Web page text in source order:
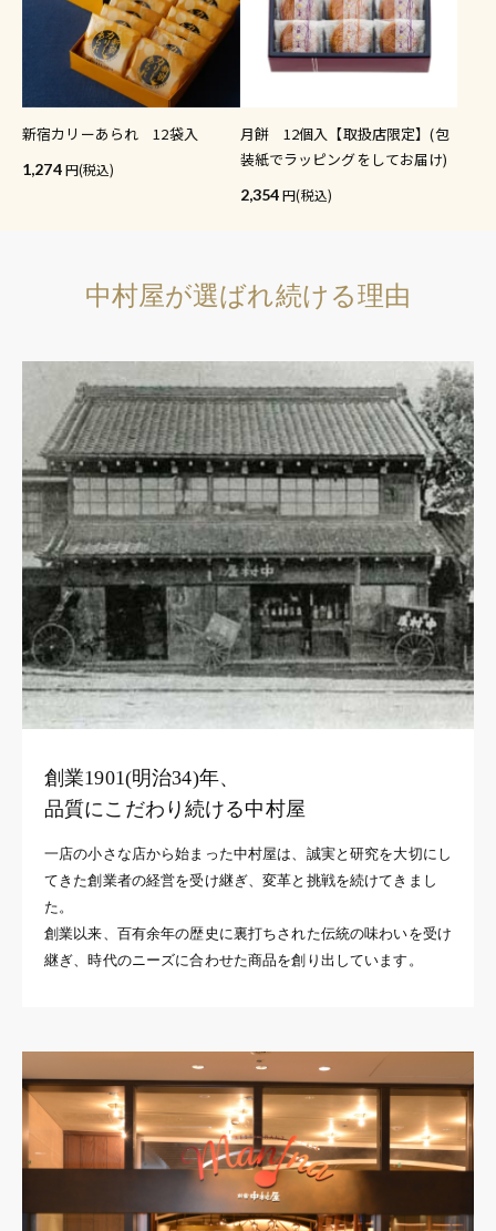
新宿カリーあられ 12袋入
1,274 (税込)
月餅 12個入【取扱店限定】(包
装紙でラッピングをしてお届け)
2,354 (税込)
中村屋が選ばれ続ける理由
創業1901(明治34)年、
品質にこだわり続ける中村屋
一店の小さな店から始まった中村屋は、誠実と研究を大切にし
てきた創業者の経営を受け継ぎ、変革と挑戦を続けてきまし
た。
創業以来、百有余年の歴史に裏打ちされた伝統の味わいを受け
継ぎ、時代のニーズに合わせた商品を創り出しています。